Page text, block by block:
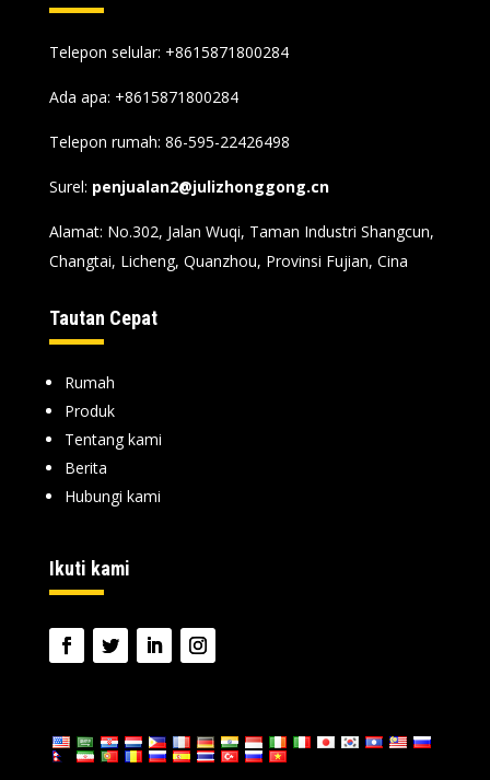
Telepon selular: +8615871800284
Ada apa: +8615871800284
Telepon rumah: 86-595-22426498
Surel: penjualan2@julizhonggong.cn
Alamat: No.302, Jalan Wuqi, Taman Industri Shangcun,
Changtai, Licheng, Quanzhou, Provinsi Fujian, Cina
Tautan Cepat
Rumah
Produk
Tentang kami
Berita
Hubungi kami
Ikuti kami